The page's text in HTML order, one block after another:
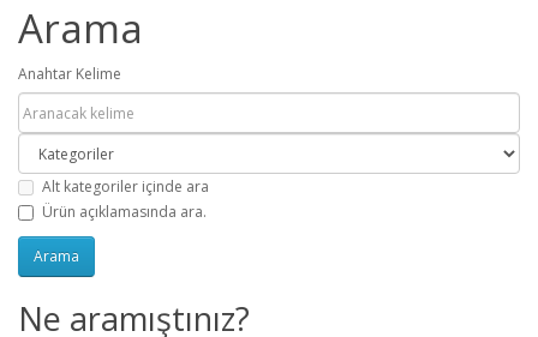
Arama
Anahtar Kelime
Alt kategoriler içinde ara
Ürün açıklamasında ara.
Ne aramıştınız?